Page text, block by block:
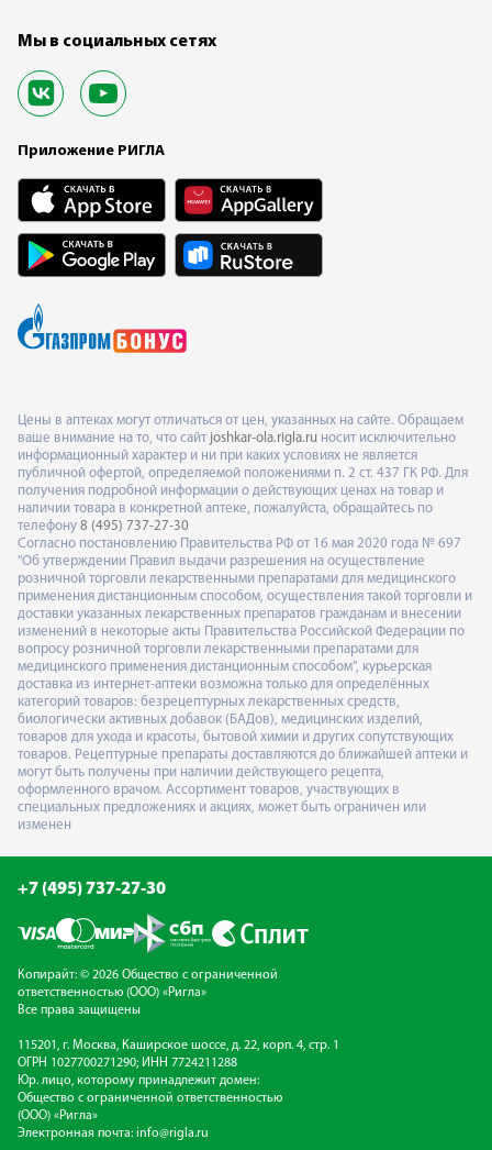
Мы в социальных сетях
Приложение РИГЛА
Цены в аптеках могут отличаться от цен, указанных на сайте. Обращаем
ваше внимание на то, что сайт joshkar-ola.rigla.ru носит исключительно
информационный характер и ни при каких условиях не является
публичной офертой, определяемой положениями п. 2 ст. 437 ГК РФ. Для
получения подробной информации о действующих ценах на товар и
наличии товара в конкретной аптеке, пожалуйста, обращайтесь по
телефону 8 (495) 737-27-30
Согласно постановлению Правительства РФ от 16 мая 2020 года № 697
"Об утверждении Правил выдачи разрешения на осуществление
розничной торговли лекарственными препаратами для медицинского
применения дистанционным способом, осуществления такой торговли и
доставки указанных лекарственных препаратов гражданам и внесении
изменений в некоторые акты Правительства Российской Федерации по
вопросу розничной торговли лекарственными препаратами для
медицинского применения дистанционным способом", курьерская
доставка из интернет-аптеки возможна только для определённых
категорий товаров: безрецептурных лекарственных средств,
биологически активных добавок (БАДов), медицинских изделий,
товаров для ухода и красоты, бытовой химии и других сопутствующих
товаров. Рецептурные препараты доставляются до ближайшей аптеки и
могут быть получены при наличии действующего рецепта,
оформленного врачом. Ассортимент товаров, участвующих в
специальных предложениях и акциях, может быть ограничен или
изменен
+7 (495) 737-27-30
Копирайт: © 2026 Общество с ограниченной
ответственностью (ООО) «Ригла»
Все права защищены
115201, г. Москва, Каширское шоссе, д. 22, корп. 4, стр. 1
ОГРН 1027700271290; ИНН 7724211288
Юр. лицо, которому принадлежит домен:
Общество с ограниченной ответственностью
(ООО) «Ригла»
Электронная почта: info@rigla.ru